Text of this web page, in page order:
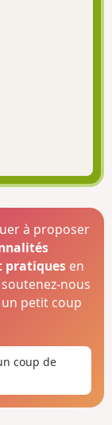
à proposer
pratiques en
nous
petit coup
coup de